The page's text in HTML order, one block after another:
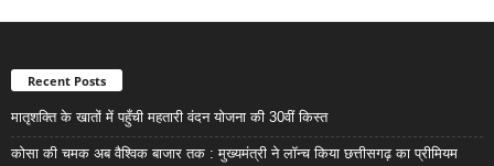
Recent Posts
मातृशक्ति के खातों में पहुँची महतारी वंदन योजना की 30वीं किस्त
कोसा की चमक अब वैश्विक बाजार तक : मुख्यमंत्री ने लॉन्च किया छत्तीसगढ़ का प्रीमियम